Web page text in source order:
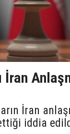
İran
İran
iddia